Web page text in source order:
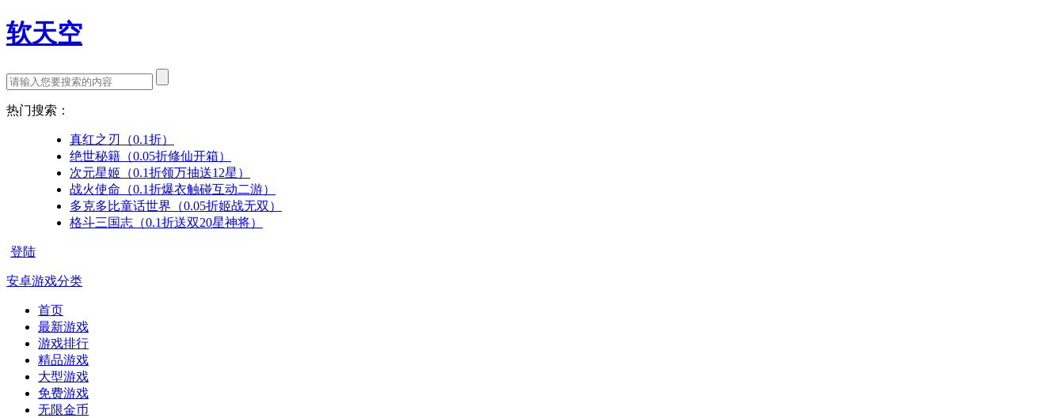
软天空
热门搜索：
真红之刃（0.1折）
绝世秘籍（0.05折修仙开箱）
次元星姬（0.1折领万抽送12星）
战火使命（0.1折爆衣触碰互动二游）
多克多比童话世界（0.05折姬战无双）
格斗三国志（0.1折送双20星神将）
登陆
安卓游戏分类
首页
最新游戏
游戏排行
精品游戏
大型游戏
免费游戏
无限金币